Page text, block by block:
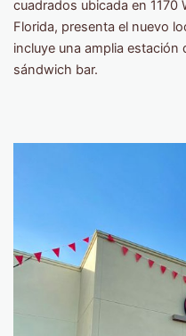
cuadrados ubicada en 1170
Florida, presenta el nuevo
incluye una amplia estación
sándwich bar.